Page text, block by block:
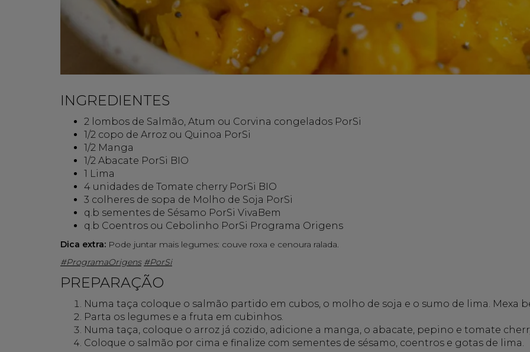
INGREDIENTES
2 lombos de Salmão, Atum ou Corvina congelados PorSi
1/2 copo de Arroz ou Quinoa PorSi
1/2 Manga
1/2 Abacate PorSi BIO
1 Lima
4 unidades de Tomate cherry PorSi BIO
3 colheres de sopa de Molho de Soja PorSi
q.b sementes de Sésamo PorSi VivaBem
q.b Coentros ou Cebolinho PorSi Programa Origens
Dica extra: Pode juntar mais legumes: couve roxa e cenoura ralada.
#ProgramaOrigens #PorSi
PREPARAÇÃO
Numa taça coloque o salmão partido em cubos, o molho de soja e o sumo de lima. Mexa
Parta os legumes e a fruta em cubinhos.
Numa taça, coloque o arroz já cozido, adicione a manga, o abacate, pepino e tomate
Coloque o salmão por cima e finalize com sementes de sésamo, coentros e gotas de lima.